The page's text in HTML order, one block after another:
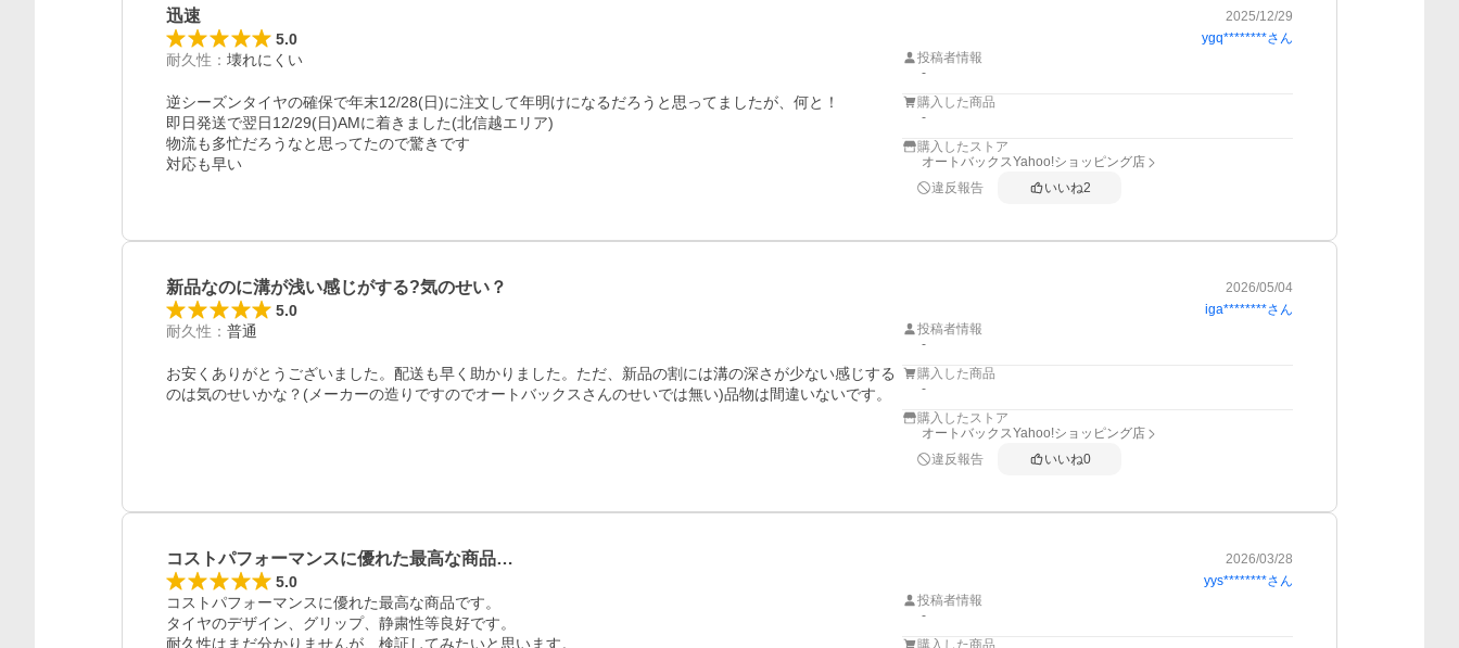
迅速 2025/12/29
5.0 ygq********さん
耐久性 ： 壊れにくい
逆シーズンタイヤの確保で年末12/28(日)に注文して年明けになるだろうと思ってましたが、何と！
即日発送で翌日12/29(日)AMに着きました(北信越エリア)
物流も多忙だろうなと思ってたので驚きです
対応も早い
投稿者情報
-
購入した商品
-
購入したストア
オートバックスYahoo!ショッピング店
違反報告
いいね2
新品なのに溝が浅い感じがする?気のせい？ 2026/05/04
5.0 iga********さん
耐久性 ： 普通
お安くありがとうございました。配送も早く助かりました。ただ、新品の割には溝の深さが少ない感じする
のは気のせいかな？(メーカーの造りですのでオートバックスさんのせいでは無い)品物は間違いないです。
投稿者情報
-
購入した商品
-
購入したストア
オートバックスYahoo!ショッピング店
違反報告
いいね0
コストパフォーマンスに優れた最高な商品… 2026/03/28
5.0 yys********さん
コストパフォーマンスに優れた最高な商品です。
タイヤのデザイン、グリップ、静粛性等良好です。
耐久性はまだ分かりませんが、検証してみたいと思います。
投稿者情報
-
購入した商品